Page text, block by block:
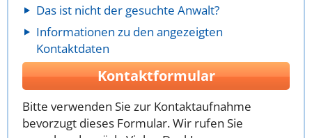
Das ist nicht der gesuchte Anwalt?
Informationen zu den angezeigten
Kontaktdaten
Kontaktformular
Bitte verwenden Sie zur Kontaktaufnahme
bevorzugt dieses Formular. Wir rufen Sie